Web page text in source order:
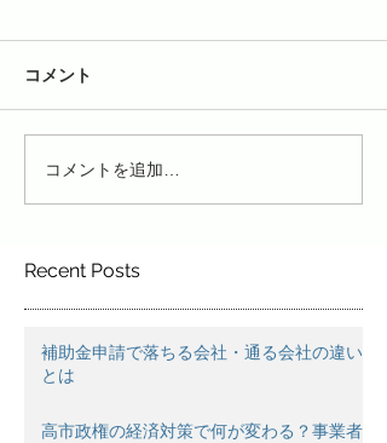
コメント
コメントを追加…
Recent Posts
補助金申請で落ちる会社・通る会社の違い
とは
高市政権の経済対策で何が変わる？事業者